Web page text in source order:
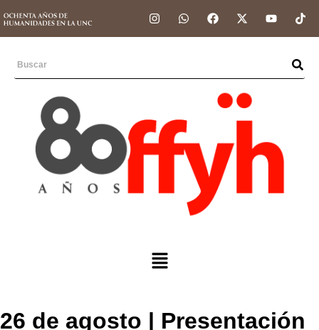
26 de agosto | Presentación